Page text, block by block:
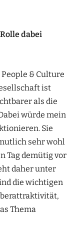
dabei
& Culture
ist
als die
würde mein
Sie
sehr wohl
Tag demütig vor
daher unter
die wichtigen
Thema